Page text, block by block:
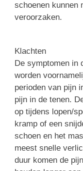
schoenen kunnen
veroorzaken.
Klachten
De symptomen in
worden
perioden van pijn
pijn in de tenen.
op tijdens lopen/
kramp of een
schoen en het
meest snelle
duur komen de